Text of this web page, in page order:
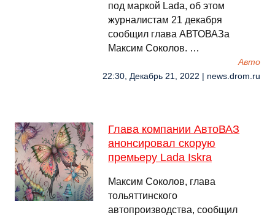
под маркой Lada, об этом
журналистам 21 декабря
сообщил глава АВТОВАЗа
Максим Соколов. …
Авто
22:30, Декабрь 21, 2022 | news.drom.ru
Глава компании АвтоВАЗ
анонсировал скорую
премьеру Lada Iskra
Максим Соколов, глава
тольяттинского
автопроизводства, сообщил